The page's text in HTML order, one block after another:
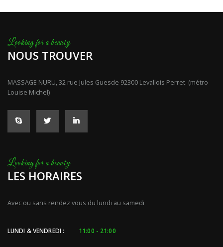
NOUS TROUVER
MASSAGE NURU, 32 rue Jules Guesde 92300 Levallois Perret. (métro
Louise Michel)
LES HORAIRES
Avec ou sans rendez vous du lundi au samedi
LUNDI & VENDREDI : 11:00 - 21:00